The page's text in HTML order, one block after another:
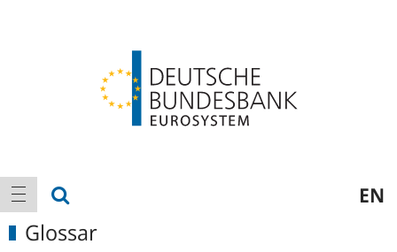
Hauptnavigation
Navigation anzeigen EN
Glossar